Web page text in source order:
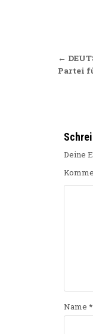
←
Partei
Deine
Name *